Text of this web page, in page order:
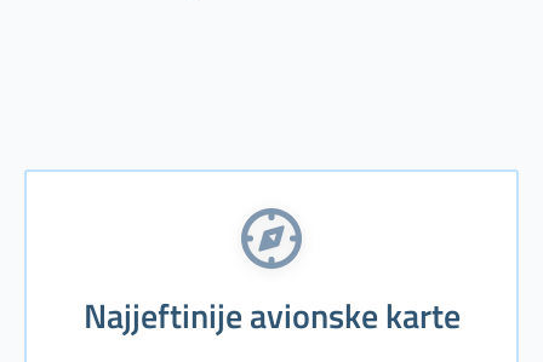
Najjeftinije avionske karte